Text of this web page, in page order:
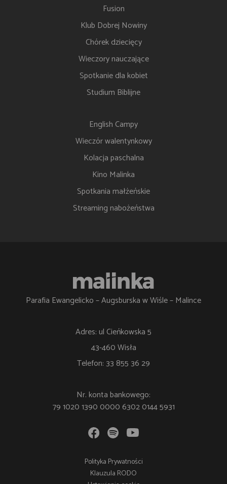
Fusion
Klub Dobrej Nowiny
Chórek dziecięcy
Wieczory nauczające
Spotkanie dla kobiet
Studium Biblijne
English Campy
Wieczór walentynkowy
Kolacja paschalna
Kino Malinka
Spotkania małżeńskie
Streaming nabożeństwa
Parafia Ewangelicko – Augsburska w Wiśle – Malince
Adres: ul Cieńkowska 5
43-460 Wisła
Telefon: 33 855 36 29
Nr. konta bankowego:
79 1020 1390 0000 6302 0144 5931
Polityka Prywatności
Klauzula RODO